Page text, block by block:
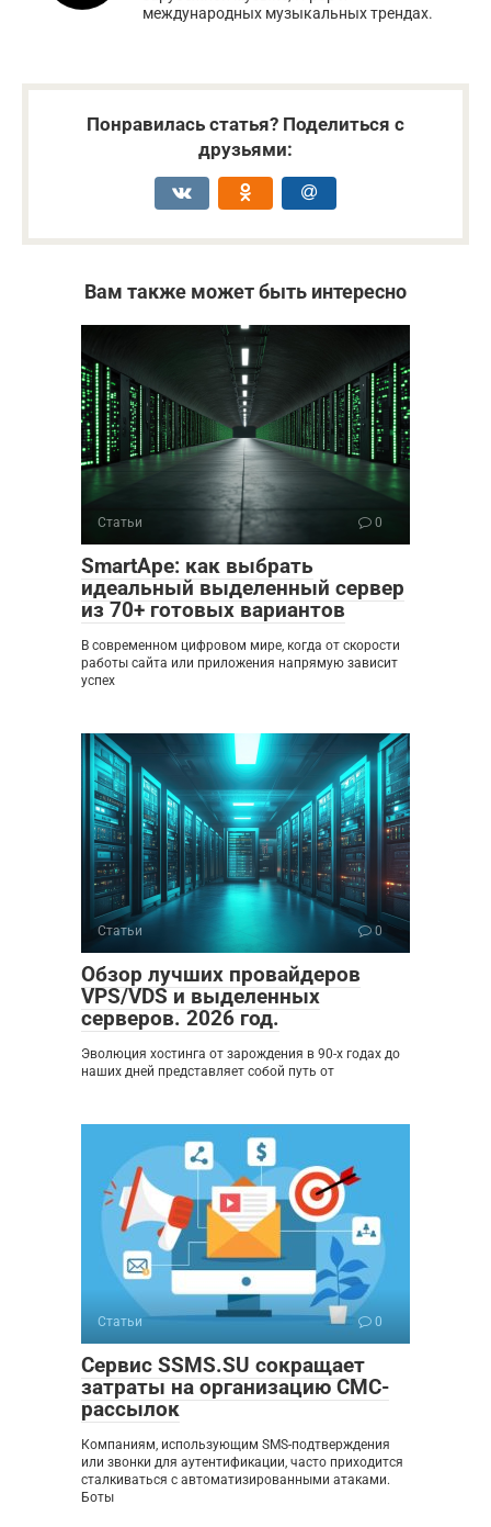
международных музыкальных трендах.
Понравилась статья? Поделиться с
друзьями:
Вам также может быть интересно
Статьи 0
SmartApe: как выбрать
идеальный выделенный сервер
из 70+ готовых вариантов
В современном цифровом мире, когда от скорости
работы сайта или приложения напрямую зависит
успех
Статьи 0
Обзор лучших провайдеров
VPS/VDS и выделенных
серверов. 2026 год.
Эволюция хостинга от зарождения в 90-х годах до
наших дней представляет собой путь от
Статьи 0
Сервис SSMS.SU сокращает
затраты на организацию СМС-
рассылок
Компаниям, использующим SMS-подтверждения
или звонки для аутентификации, часто приходится
сталкиваться с автоматизированными атаками.
Боты